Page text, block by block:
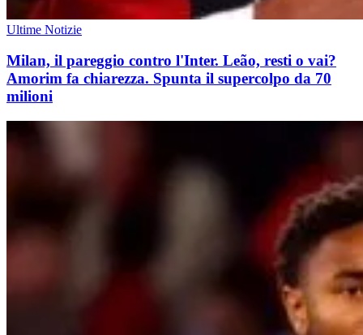
Ultime Notizie
Milan, il pareggio contro l'Inter. Leão, resti o vai?
Amorim fa chiarezza. Spunta il supercolpo da 70
milioni